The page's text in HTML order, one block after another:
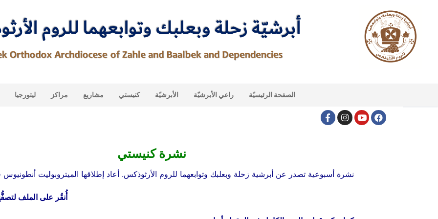
ليتورجيا مراكز مشاريع كنيستي الأبرشيّة راعي الأبرشيّة الصفحة الرئيسيّة
نشرة كنيستي
نشرة أسبوعية تصدر عن أبرشية زحلة وبعلبك وتوابعهما للروم الأرثوذكس. أعاد إطلاقها الميتروبوليت أنطونيوس في
أُنقُر على الملف